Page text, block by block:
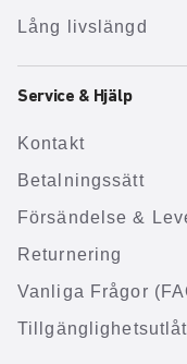
Lång livslängd
Service & Hjälp
Kontakt
Betalningssätt
Försändelse &
Returnering
Vanliga Frågor